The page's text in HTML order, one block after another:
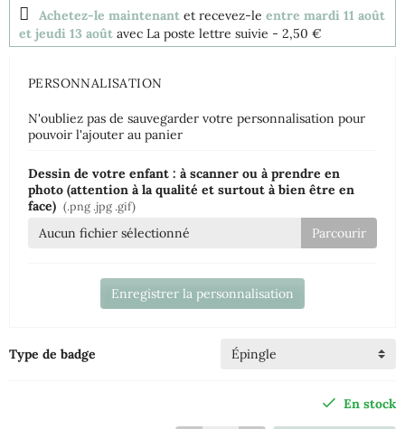
Achetez-le maintenant et recevez-le entre mardi 11 août
et jeudi 13 août avec La poste lettre suivie - 2,50 €
PERSONNALISATION
N'oubliez pas de sauvegarder votre personnalisation pour
pouvoir l'ajouter au panier
Dessin de votre enfant : à scanner ou à prendre en
photo (attention à la qualité et surtout à bien être en
face) (.png .jpg .gif)
Aucun fichier sélectionné
Enregistrer la personnalisation
Type de badge
En stock